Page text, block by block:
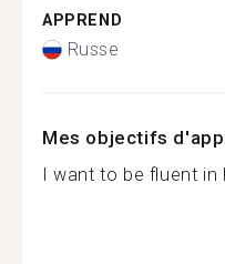
APPREND
Russe
Mes objectifs
I want to be fluent in